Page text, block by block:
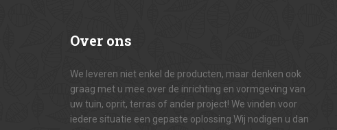
Over ons
We leveren niet enkel de producten, maar denken ook
graag met u mee over de inrichting en vormgeving van
uw tuin, oprit, terras of ander project! We vinden voor
iedere situatie een gepaste oplossing.Wij nodigen u dan